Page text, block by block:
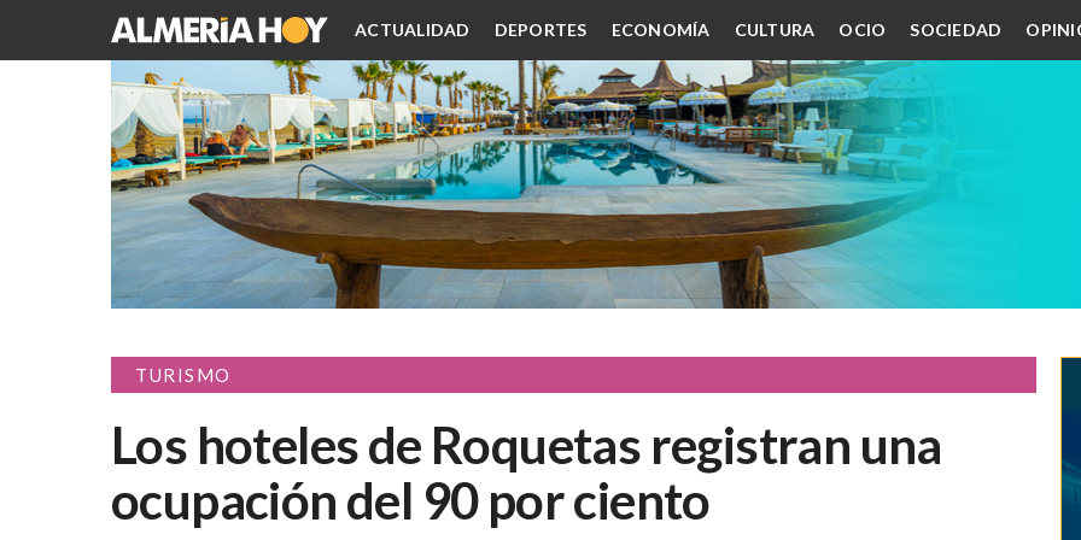
ACTUALIDAD DEPORTES ECONOMÍA CULTURA OCIO SOCIEDAD
TURISMO
Los hoteles de Roquetas registran una
ocupación del 90 por ciento